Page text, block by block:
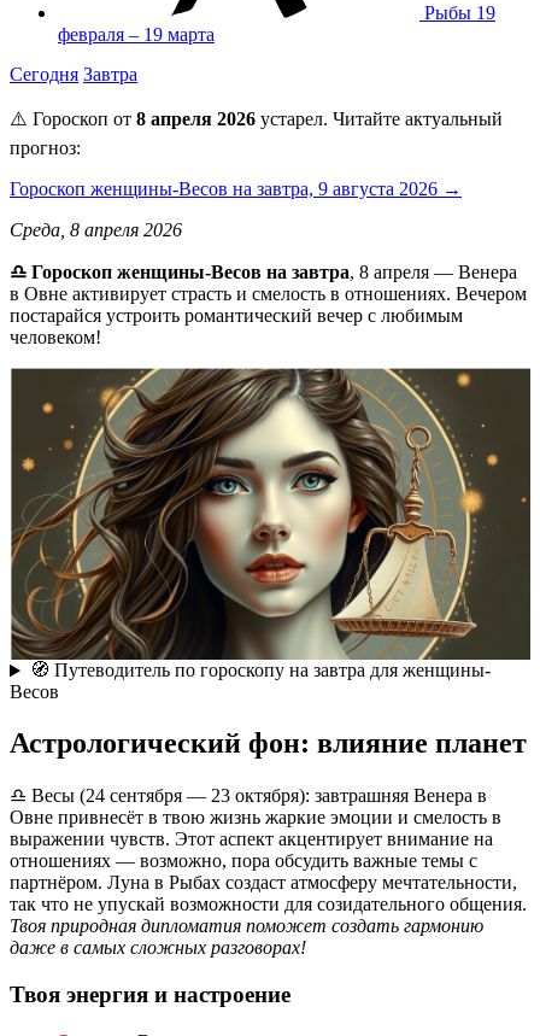
Рыбы 19
февраля – 19 марта
Сегодня Завтра
⚠️ Гороскоп от 8 апреля 2026 устарел. Читайте актуальный
прогноз:
Гороскоп женщины-Весов на завтра, 9 августа 2026 →
Среда, 8 апреля 2026
♎ Гороскоп женщины-Весов на завтра, 8 апреля — Венера
в Овне активирует страсть и смелость в отношениях. Вечером
постарайся устроить романтический вечер с любимым
человеком!
🧭 Путеводитель по гороскопу на завтра для женщины-
Весов
Астрологический фон: влияние планет
♎ Весы (24 сентября — 23 октября): завтрашняя Венера в
Овне привнесёт в твою жизнь жаркие эмоции и смелость в
выражении чувств. Этот аспект акцентирует внимание на
отношениях — возможно, пора обсудить важные темы с
партнёром. Луна в Рыбах создаст атмосферу мечтательности,
так что не упускай возможности для созидательного общения.
Твоя природная дипломатия поможет создать гармонию
даже в самых сложных разговорах!
Твоя энергия и настроение